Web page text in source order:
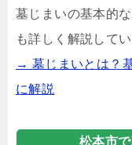
墓じまいの基本的
も詳しく解説してい
→ 墓じまいとは？
に解説
松本市